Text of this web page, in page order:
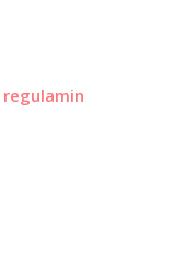
regulamin